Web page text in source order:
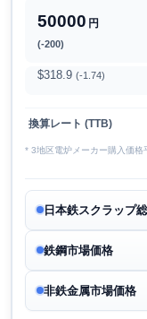
50000 円
(-200)
$318.9 (-1.74)
換算レート (TTB)
* 3地区電炉メーカー購入価格
日本鉄スクラップ
鉄鋼市場価格
非鉄金属市場価格